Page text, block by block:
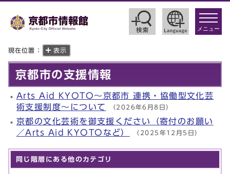
toggle
メニュー
現在位置： 表示
京都市の支援情報
Arts Aid KYOTO～京都市 連携・協働型文化芸
術支援制度～について （2026年6月8日）
京都の文化芸術を御支援ください（寄付のお願い
／Arts Aid KYOTOなど） （2025年12月5日）
同じ階層にある他のカテゴリ